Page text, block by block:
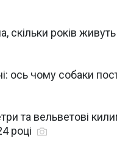
скільки років
ось чому собаки
та вельветові
році